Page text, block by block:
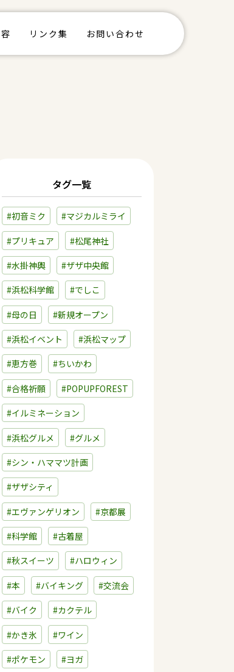
リンク集 お問い合わせ
タグ一覧
#初音ミク #マジカルミライ
#プリキュア #松尾神社
#水掛神輿 #ザザ中央館
#浜松科学館 #でしこ
#母の日 #新規オープン
#浜松イベント #浜松マップ
#恵方巻 #ちいかわ
#合格祈願 #POPUPFOREST
#イルミネーション
#浜松グルメ #グルメ
#シン・ハママツ計画
#ザザシティ
#エヴァンゲリオン #京都展
#科学館 #古着屋
#秋スイーツ #ハロウィン
#本 #バイキング #交流会
#バイク #カクテル
#かき氷 #ワイン
#ポケモン #ヨガ